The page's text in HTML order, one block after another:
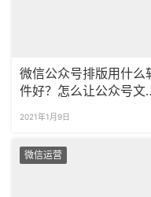
微信公众号排版用什么
件好？怎么让公众号文
2021年1月9日
微信运营